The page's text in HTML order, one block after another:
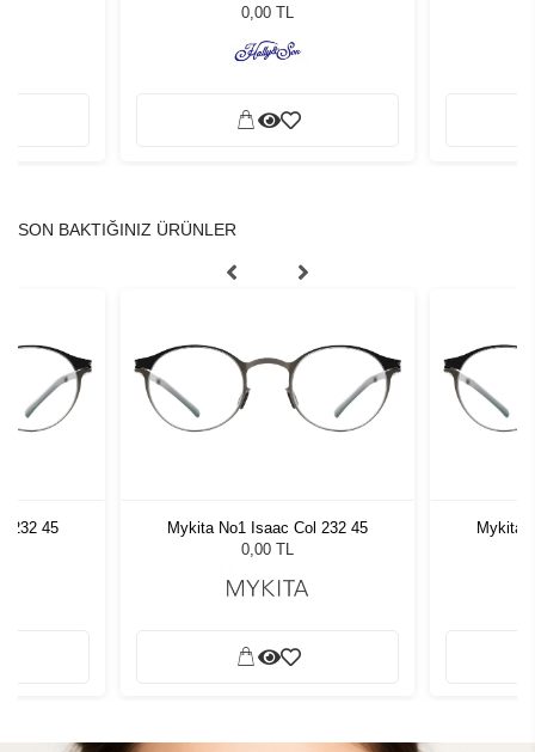
0,00 TL
SON BAKTIĞINIZ ÜRÜNLER
232 45
Mykita No1 Isaac Col 232 45
0,00 TL
Mykita